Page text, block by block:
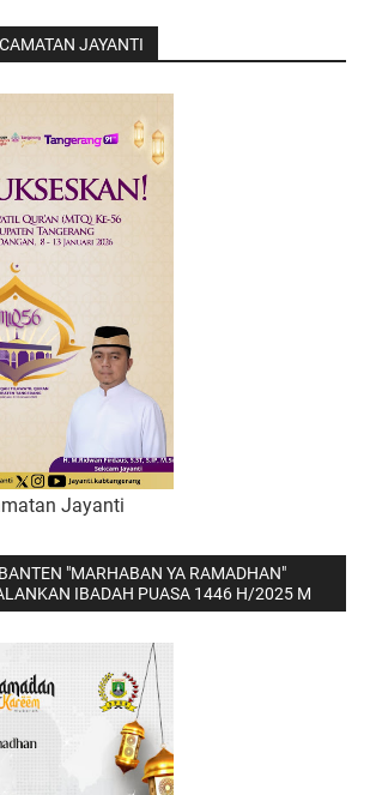
JAYANTI
Jayanti
"MARHABAN YA RAMADHAN"
IBADAH PUASA 1446 H/2025 M